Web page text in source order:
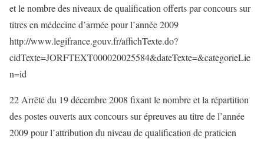
et le nombre des niveaux de qualification offerts par concours sur
titres en médecine d’armée pour l’année 2009
http://www.legifrance.gouv.fr/affichTexte.do?
cidTexte=JORFTEXT000020025584&dateTexte=&categorieLie
n=id
22 Arrêté du 19 décembre 2008 fixant le nombre et la répartition
des postes ouverts aux concours sur épreuves au titre de l’année
2009 pour l’attribution du niveau de qualification de praticien